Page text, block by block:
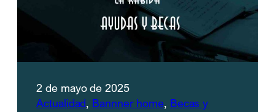
2 de mayo de 2025
Actualidad, Bannner home, Becas y